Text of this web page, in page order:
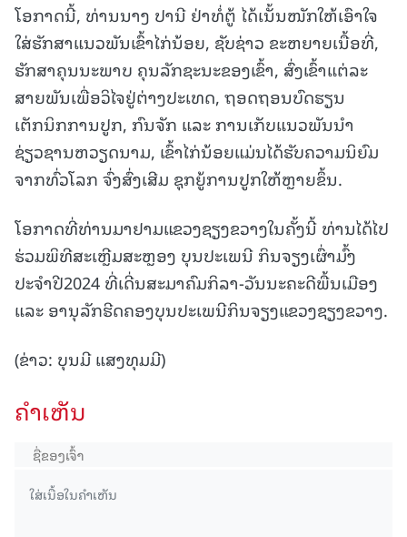
ໂອກາດນີ້, ທ່ານນາງ ປານີ ຢ່າທໍ່ຕູ້ ໄດ້ເນັ້ນໜັກໃຫ້ເອົາໃຈ
ໃສ່ຮັກສາແນວພັນເຂົ້າໄກ່ນ້ອຍ, ຊັບຊ່າວ ຂະຫຍາຍເນື້ອທີ່,
ຮັກສາຄຸນນະພາບ ຄຸນລັກຊະນະຂອງເຂົ້າ, ສົ່ງເຂົ້າແຕ່ລະ
ສາຍພັນເພື່ອວິໄຈຢູ່ຕ່າງປະເທດ, ຖອດຖອນບົດຮຽນ
ເຕັກນິກການປູກ, ກົນຈັກ ແລະ ການເກັບແນວພັນນຳ
ຊ່ຽວຊານຫວຽດນາມ, ເຂົ້າໄກ່ນ້ອຍແມ່ນໄດ້ຮັບຄວາມນິຍົມ
ຈາກທົ່ວໂລກ ຈົ່ງສົ່ງເສີມ ຊຸກຍູ້ການປູກໃຫ້ຫຼາຍຂຶ້ນ.
ໂອກາດທີ່ທ່ານມາຢາມແຂວງຊຽງຂວາງໃນຄັ້ງນີ້ ທ່ານໄດ້ໄປ
ຮ່ວມພິທີສະເຫຼີມສະຫຼອງ ບຸນປະເພນີ ກິນຈຽງເຜົ່າມົ້ງ
ປະຈຳປີ2024 ທີ່ເດີ່ນສະມາຄົມກິລາ-ວັນນະຄະດີພື້ນເມືອງ
ແລະ ອານຸລັກຮີດຄອງບຸນປະເພນີກິນຈຽງແຂວງຊຽງຂວາງ.
(ຂ່າວ: ບຸນມີ ແສງທຸມມີ)
ຄໍາເຫັນ